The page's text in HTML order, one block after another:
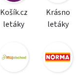
Košík.cz
letáky
Krásno
letáky